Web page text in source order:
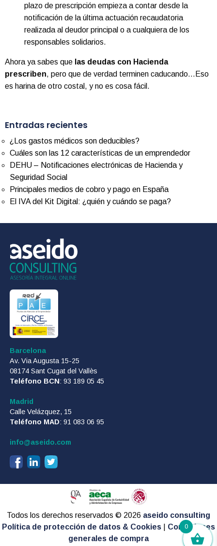
plazo de prescripción empieza a contar desde la
notificación de la última actuación recaudatoria
realizada al deudor principal o a cualquiera de los
responsables solidarios.
Ahora ya sabes que las deudas con Hacienda
prescriben, pero que de verdad terminen caducando…Eso
es harina de otro costal, y no es cosa fácil.
Entradas recientes
¿Los gastos médicos son deducibles?
Cuáles son las 12 características de un emprendedor
DEHU – Notificaciones electrónicas de Hacienda y
Seguridad Social
Principales medios de cobro y pago en España
El IVA del Kit Digital: ¿quién y cuándo se paga?
Barcelona
Av. Via Augusta 15-25
08174 Sant Cugat del Vallès
Teléfono BCN: 93 189 05 45
Madrid
Calle Velázquez, 15
Teléfono MAD: 91 083 06 95
info@aseido.com
Todos los derechos reservados © 2026 aseido consulting
Política de protección de datos & Cookies
Condiciones
generales de compra
0